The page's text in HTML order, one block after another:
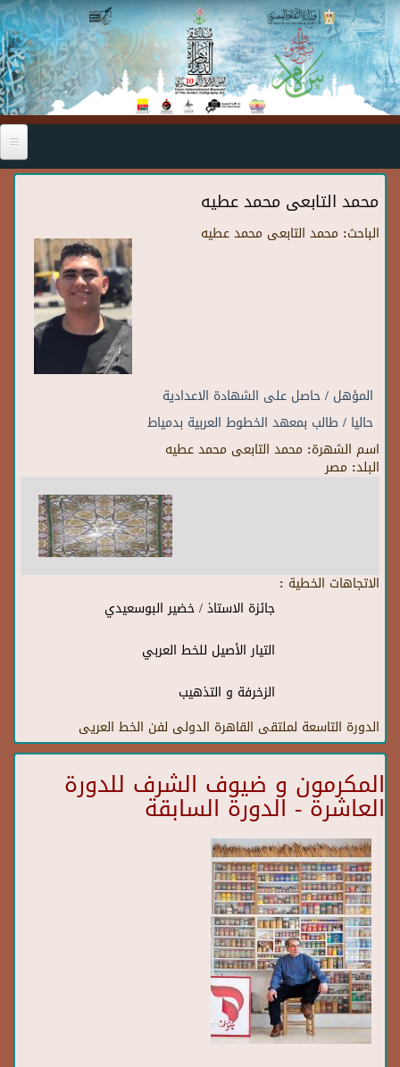
Skip to main content
محمد التابعى محمد عطيه
الباحث: محمد التابعى محمد عطيه
المؤهل / حاصل على الشهادة الاعدادية
حاليا / طالب بمعهد الخطوط العربية بدمياط
اسم الشهرة: محمد التابعى محمد عطيه
البلد: مصر
الاتجاهات الخطية :
جائزة الاستاذ / خضير البوسعيدي
التيار الأصيل للخط العربي
الزخرفة و التذهيب
الدورة التاسعة لملتقى القاهرة الدولى لفن الخط العريى
المكرمون و ضيوف الشرف للدورة
العاشرة - الدورة السابقة